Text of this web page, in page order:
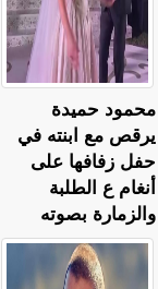
محمود حميدة
يرقص مع ابنته في
حفل زفافها على
أنغام ع الطلبة
والزمارة بصوته